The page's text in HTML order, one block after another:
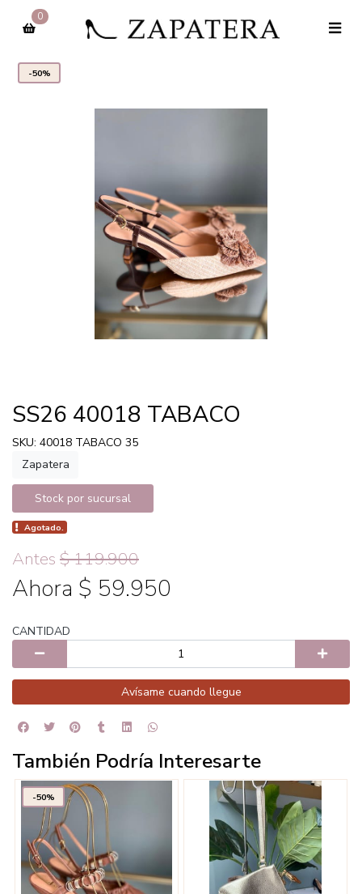
0
-50%
SS26 40018 TABACO
SKU: 40018 TABACO 35
Zapatera
Stock por sucursal
Agotado.
Antes $ 119.900
Ahora $ 59.950
CANTIDAD
Avísame cuando llegue
También Podría Interesarte
-50%